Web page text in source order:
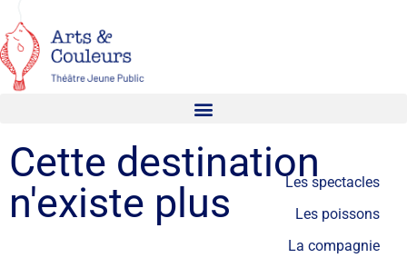
Cette destination
n'existe plus
Les spectacles
Les poissons
La compagnie